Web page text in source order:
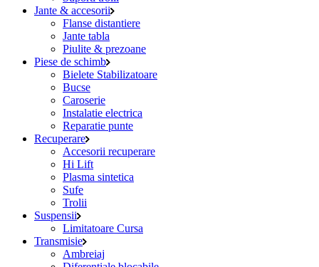
Jante & accesorii
Flanse distantiere
Jante tabla
Piulite & prezoane
Piese de schimb
Bielete Stabilizatoare
Bucse
Caroserie
Instalatie electrica
Reparatie punte
Recuperare
Accesorii recuperare
Hi Lift
Plasma sintetica
Sufe
Trolii
Suspensii
Limitatoare Cursa
Transmisie
Ambreiaj